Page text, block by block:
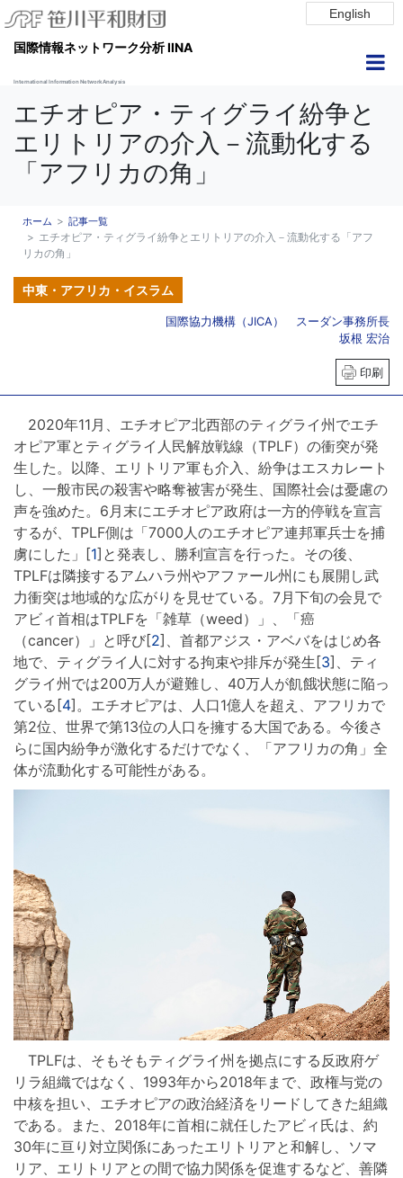
English
国際情報ネットワーク分析 IINA
International Information Network Analysis
エチオピア・ティグライ紛争と
エリトリアの介入－流動化する
「アフリカの角」
ホーム 記事一覧
エチオピア・ティグライ紛争とエリトリアの介入－流動化する「アフ
リカの角」
中東・アフリカ・イスラム
国際協力機構（JICA） スーダン事務所長
坂根 宏治
印刷
2020年11月、エチオピア北西部のティグライ州でエチ
オピア軍とティグライ人民解放戦線（TPLF）の衝突が発
生した。以降、エリトリア軍も介入、紛争はエスカレート
し、一般市民の殺害や略奪被害が発生、国際社会は憂慮の
声を強めた。6月末にエチオピア政府は一方的停戦を宣言
するが、TPLF側は「7000人のエチオピア連邦軍兵士を捕
虜にした」[1]と発表し、勝利宣言を行った。その後、
TPLFは隣接するアムハラ州やアファール州にも展開し武
力衝突は地域的な広がりを見せている。7月下旬の会見で
アビィ首相はTPLFを「雑草（weed）」、「癌
（cancer）」と呼び[2]、首都アジス・アベバをはじめ各
地で、ティグライ人に対する拘束や排斥が発生[3]、ティ
グライ州では200万人が避難し、40万人が飢餓状態に陥っ
ている[4]。エチオピアは、人口1億人を超え、アフリカで
第2位、世界で第13位の人口を擁する大国である。今後さ
らに国内紛争が激化するだけでなく、「アフリカの角」全
体が流動化する可能性がある。
TPLFは、そもそもティグライ州を拠点にする反政府ゲ
リラ組織ではなく、1993年から2018年まで、政権与党の
中核を担い、エチオピアの政治経済をリードしてきた組織
である。また、2018年に首相に就任したアビィ氏は、約
30年に亘り対立関係にあったエリトリアと和解し、ソマ
リア、エリトリアとの間で協力関係を促進するなど、善隣